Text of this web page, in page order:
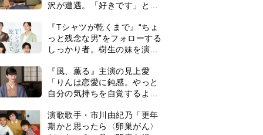
沢が遭遇。「好きです」と告
『Tシャツが乾くまで』“ちょ
っと残念な男”をフォローする
しっかり者。樹生の妹を演じ
スト紹介＞
『風、薫る』主演の見上愛
「りんは恋愛に鈍感。やっと
自分の気持ちを自覚するよう
演歌歌手・市川由紀乃「更年
期かと思ったら〈卵巣がん〉